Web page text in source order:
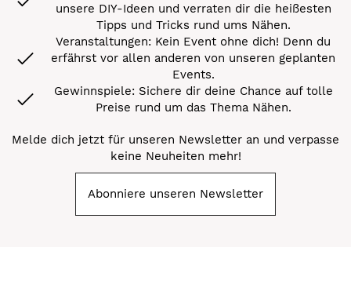
unsere DIY-Ideen und verraten dir die heißesten
Tipps und Tricks rund ums Nähen.
Veranstaltungen: Kein Event ohne dich! Denn du
erfährst vor allen anderen von unseren geplanten
Events.
Gewinnspiele: Sichere dir deine Chance auf tolle
Preise rund um das Thema Nähen.
Melde dich jetzt für unseren Newsletter an und verpasse
keine Neuheiten mehr!
Abonniere unseren Newsletter